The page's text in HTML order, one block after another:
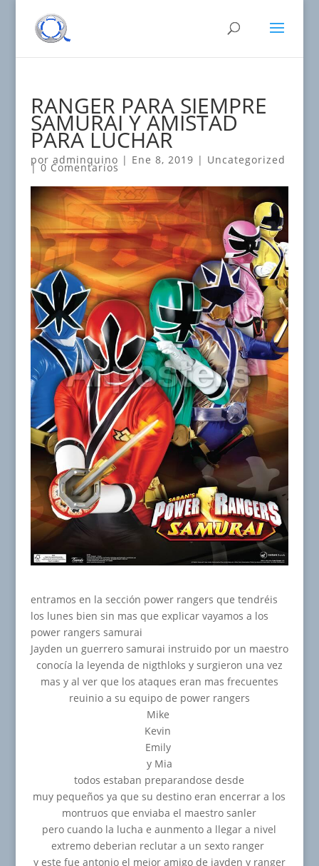
RANGER PARA SIEMPRE
SAMURAI Y AMISTAD
PARA LUCHAR
por adminquino | Ene 8, 2019 | Uncategorized
|0 Comentarios
entramos en la sección power rangers que tendréis
los lunes bien sin mas que explicar vayamos a los
power rangers samurai
Jayden un guerrero samurai instruido por un maestro
conocía la leyenda de nigthloks y surgieron una vez
mas y al ver que los ataques eran mas frecuentes
reuinio a su equipo de power rangers
Mike
Kevin
Emily
y Mia
todos estaban preparandose desde
muy pequeños ya que su destino eran encerrar a los
montruos que enviaba el maestro sanler
pero cuando la lucha e aunmento a llegar a nivel
extremo deberian reclutar a un sexto ranger
y este fue antonio el mejor amigo de jayden y ranger